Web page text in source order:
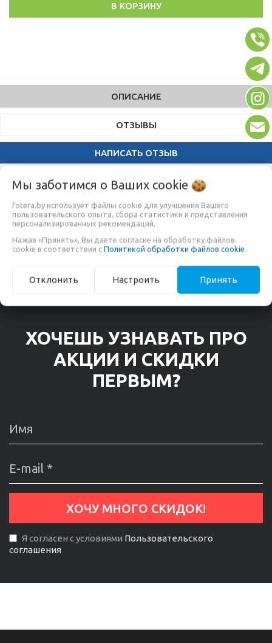
В КОРЗИНУ
ОПИСАНИЕ
ОТЗЫВЫ
НАПИСАТЬ ОТЗЫВ
ВЫ СМОТРЕЛИ
ХОЧЕШЬ УЗНАВАТЬ ПРО
АКЦИИ И СКИДКИ
ПЕРВЫМ?
Я согласен с условиями Пользовательского
соглашения
Мы заботимся о Ваших cookie
fotera.by использует файлы cookie для улучшения Вашего
пользовательского опыта, сбора статистики и представления
персонализированных рекомендаций.
Нажав «Принять», Вы даете согласие на обработку файлов
cookie в соответствии с Политикой обработки файлов cookie.
Отклонить Настроить Принять